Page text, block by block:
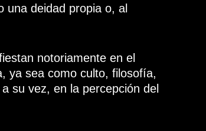
una deidad propia o, al
notoriamente en el
ya sea como culto, filosofía,
su vez, en la percepción del